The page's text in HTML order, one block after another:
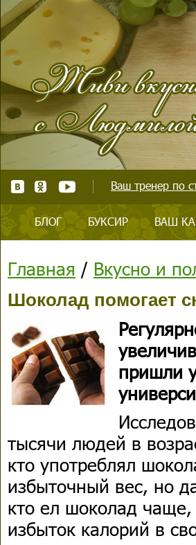
Ваш тренер по
БЛОГ БУКСИР ВАШ
Главная / Вкусно и
Шоколад помогает
пришли
тысячи людей в
кто употреблял
избыточный вес, но
кто ел шоколад
избыток калорий в